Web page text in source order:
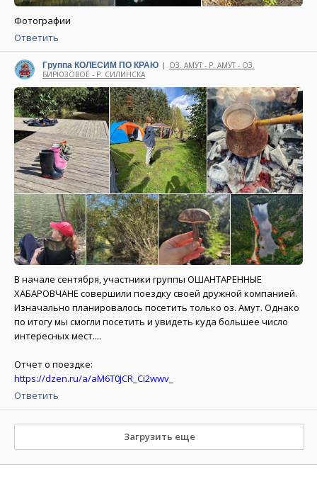
Фотографии
Ответить
Группа КОЛЕСИМ ПО КРАЮ | ОЗ. АМУТ - Р. АМУТ - ОЗ.
БИРЮЗОВОЕ - Р. СИЛИНСКА
В начале сентября, участники группы ОШАНТАРЕННЫЕ
ХАБАРОВЧАНЕ совершили поездку своей дружной компанией.
Изначально планировалось посетить только оз. Амут. Однако
по итогу мы смогли посетить и увидеть куда большее число
интересных мест....
Отчет о поездке:
https://dzen.ru/a/aM6T0JCR_Ci2wwv_
Ответить
Загрузить еще